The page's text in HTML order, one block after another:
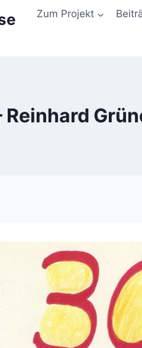
Zum Projekt
Reinhard